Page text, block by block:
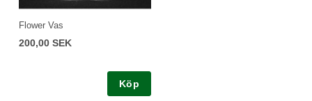
Flower Vas
200,00 SEK
Köp